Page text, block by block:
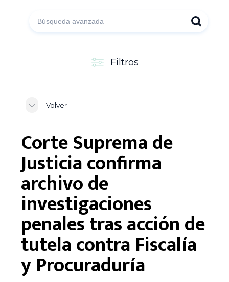
Filtros
Volver
Corte Suprema de
Justicia confirma
archivo de
investigaciones
penales tras acción de
tutela contra Fiscalía
y Procuraduría